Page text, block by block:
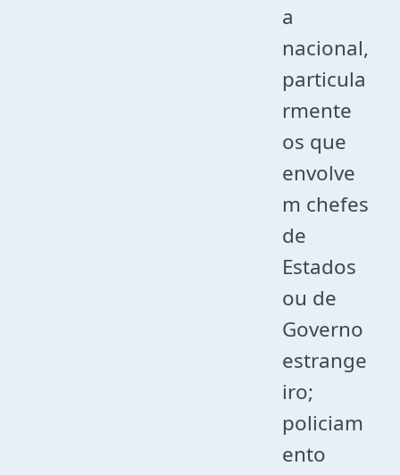
a
nacional,
particula
rmente
os que
envolve
m chefes
de
Estados
ou de
Governo
estrange
iro;
policiam
ento